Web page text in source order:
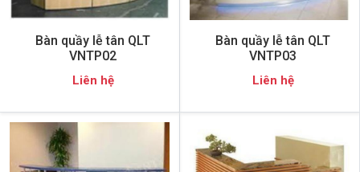
Bàn quầy lễ tân QLT
VNTP02
Liên hệ
Bàn quầy lễ tân QLT
VNTP03
Liên hệ